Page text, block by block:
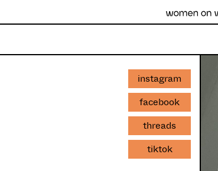
instagram
facebook
threads
tiktok